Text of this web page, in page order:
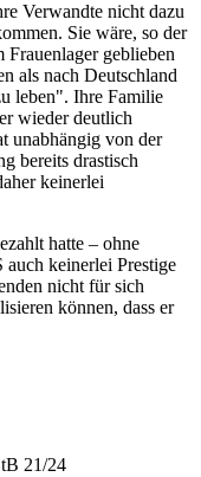
Verwandte nicht dazu
Sie wäre, so der
Frauenlager geblieben
als nach Deutschland
leben". Ihre Familie
wieder deutlich
unabhängig von der
bereits drastisch
keinerlei
hatte – ohne
keinerlei Prestige
nicht für sich
können, dass er
21/24